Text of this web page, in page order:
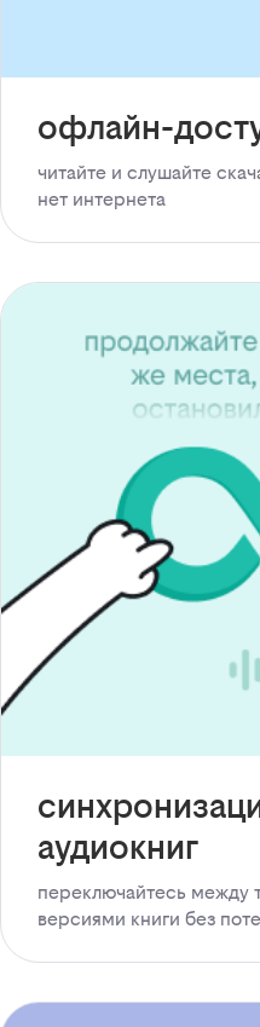
офлайн-
читайте и слушайте
нет интернета
аудиокниг
переключайтесь между
версиями книги без